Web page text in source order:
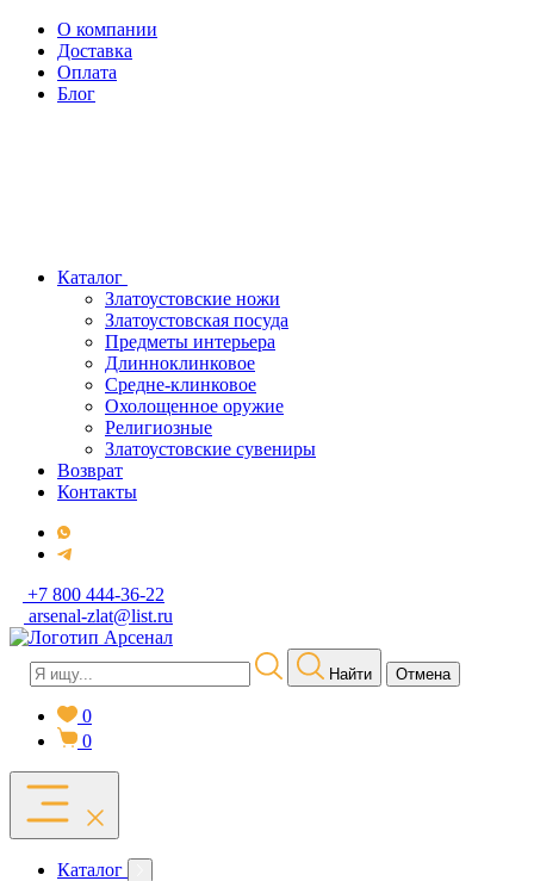
О компании
Доставка
Оплата
Блог
Каталог
Златоустовские ножи
Златоустовская посуда
Предметы интерьера
Длинноклинковое
Средне-клинковое
Охолощенное оружие
Религиозные
Златоустовские сувениры
Возврат
Контакты
+7 800 444-36-22
arsenal-zlat@list.ru
Найти Отмена
0
0
Каталог